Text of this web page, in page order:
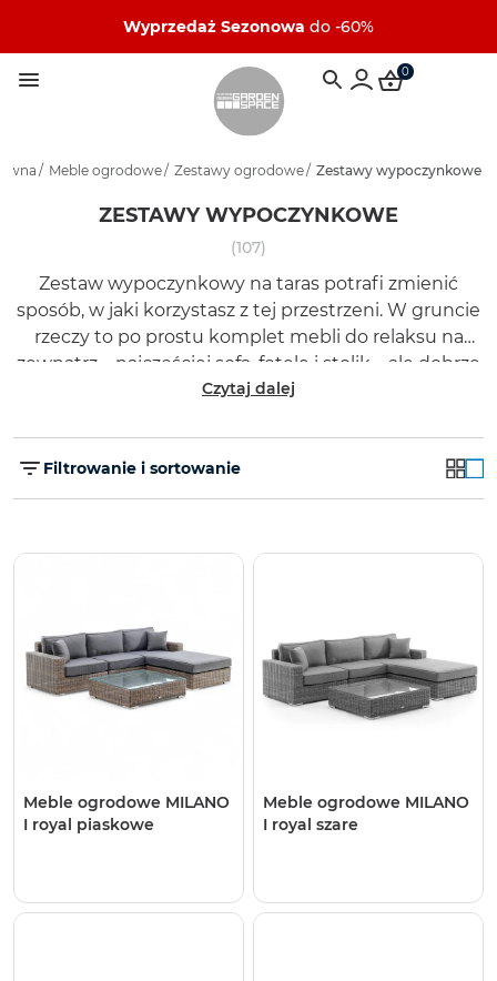
Wyprzedaż Sezonowa do -60%
0
/ Meble ogrodowe/ Zestawy ogrodowe/ Zestawy wypoczynkowe
ZESTAWY WYPOCZYNKOWE
(107)
Zestaw wypoczynkowy na taras potrafi zmienić
sposób, w jaki korzystasz z tej przestrzeni. W gruncie
rzeczy to po prostu komplet mebli do relaksu na
zewnątrz – najczęściej sofa, fotele i stolik – ale dobrze
zaprojektowany działa jak scenografia dla
Czytaj dalej
Filtrowanie i sortowanie
Meble ogrodowe MILANO
I royal piaskowe
Meble ogrodowe MILANO
I royal szare